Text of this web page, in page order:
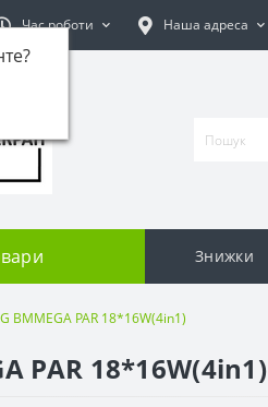
?
Час роботи Наша адреса
Знижки
BMMEGA PAR 18*16W(4in1)
PAR 18*16W(4in1)